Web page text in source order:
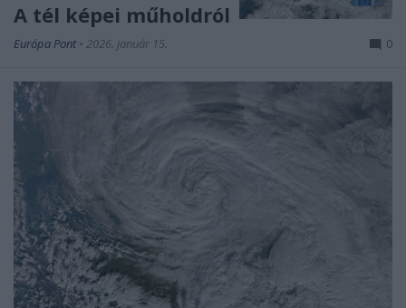
A tél képei műholdról
Európa Pont • 2026. január 15. 0